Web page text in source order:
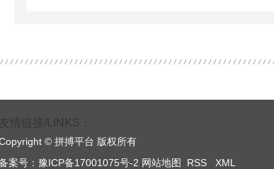
友情链接/LINKS：
© 拼搏平台 版权所有
案号： 豫ICP备17001075号-2 网站地图 RSS XML